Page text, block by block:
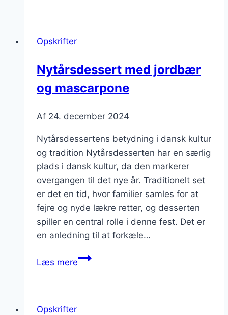
fornøjelse
Opskrifter
Nytårsdessert med jordbær
og mascarpone
Af 24. december 2024
Nytårsdessertens betydning i dansk kultur
og tradition Nytårsdesserten har en særlig
plads i dansk kultur, da den markerer
overgangen til det nye år. Traditionelt set
er det en tid, hvor familier samles for at
fejre og nyde lækre retter, og desserten
spiller en central rolle i denne fest. Det er
en anledning til at forkæle…
Læs mereNytårsdessert
Opskrifter